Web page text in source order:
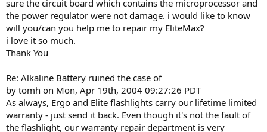
sure the circuit board which contains the microprocessor and
the power regulator were not damage. i would like to know
will you/can you help me to repair my EliteMax?
i love it so much.
Thank You
Re: Alkaline Battery ruined the case of
by tomh on Mon, Apr 19th, 2004 09:27:26 PDT
As always, Ergo and Elite flashlights carry our lifetime limited
warranty - just send it back. Even though it's not the fault of
the flashlight, our warranty repair department is very